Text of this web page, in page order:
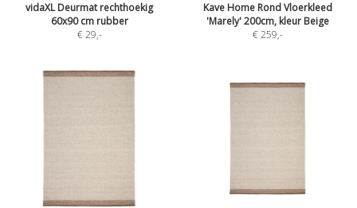
vidaXL Deurmat rechthoekig
60x90 cm rubber
€ 29,-
Kave Home Rond Vloerkleed
'Marely' 200cm, kleur Beige
€ 259,-